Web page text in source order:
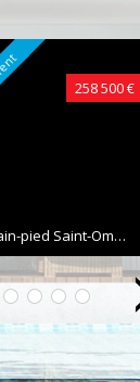
258 500 €
Maison plain-pied Saint-Omer